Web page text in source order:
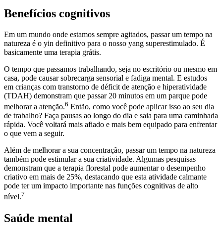
Benefícios cognitivos
Em um mundo onde estamos sempre agitados, passar um tempo na
natureza é o yin definitivo para o nosso yang superestimulado. É
basicamente uma terapia grátis.
O tempo que passamos trabalhando, seja no escritório ou mesmo em
casa, pode causar sobrecarga sensorial e fadiga mental. E estudos
em crianças com transtorno de déficit de atenção e hiperatividade
(TDAH) demonstram que passar 20 minutos em um parque pode
melhorar a atenção.6 Então, como você pode aplicar isso ao seu dia
de trabalho? Faça pausas ao longo do dia e saia para uma caminhada
rápida. Você voltará mais afiado e mais bem equipado para enfrentar
o que vem a seguir.
Além de melhorar a sua concentração, passar um tempo na natureza
também pode estimular a sua criatividade. Algumas pesquisas
demonstram que a terapia florestal pode aumentar o desempenho
criativo em mais de 25%, destacando que esta atividade calmante
pode ter um impacto importante nas funções cognitivas de alto
nível.7
Saúde mental